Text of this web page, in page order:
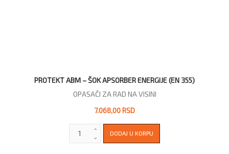
PROTEKT ABM – ŠOK APSORBER ENERGIJE (EN 355)
OPASAČI ZA RAD NA VISINI
7.068,00 RSD